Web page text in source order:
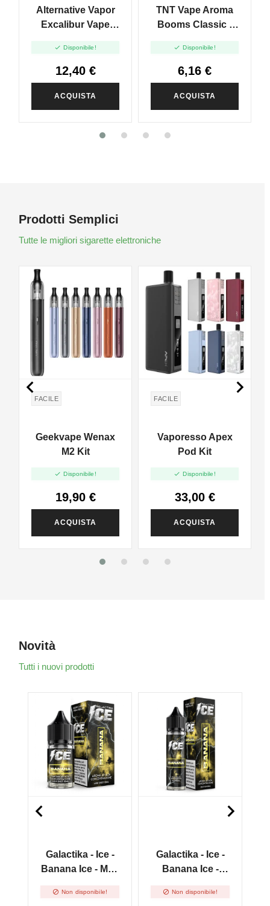
Alternative Vapor
Excalibur Vape
 Disponibile!
12,40 €
ACQUISTA
TNT Vape Aroma
Booms Classic -
 Disponibile!
6,16 €
ACQUISTA
Prodotti Semplici
Tutte le migliori sigarette elettroniche
FACILE
Geekvape Wenax
M2 Kit
 Disponibile!
19,90 €
ACQUISTA
FACILE
Vaporesso Apex
Pod Kit
 Disponibile!
33,00 €
ACQUISTA
 
Novità
Tutti i nuovi prodotti
Galactika - Ice -
Banana Ice - Mini
 Non disponibile!
NON DISPONIBILE
Galactika - Ice -
Banana Ice -
 Non disponibile!
NON DISPONIBILE
 